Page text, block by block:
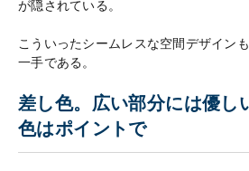
が隠されている。
こういったシームレスな空間デザイン
一手である。
差し色。広い部分には優し
色はポイントで